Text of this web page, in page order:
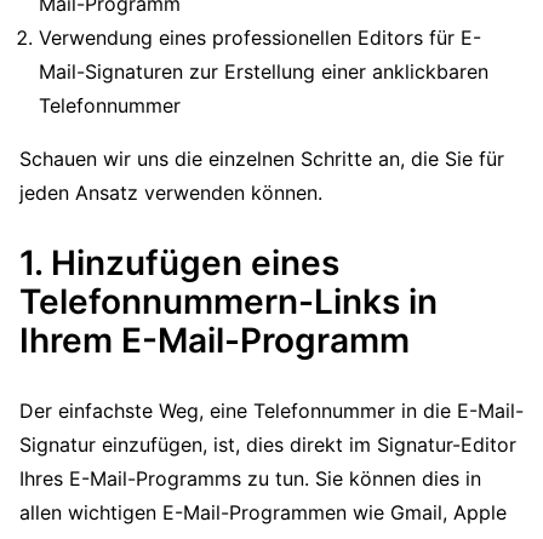
Verwendung eines professionellen Editors für E-
Mail-Signaturen zur Erstellung einer anklickbaren
Telefonnummer
Schauen wir uns die einzelnen Schritte an, die Sie für
jeden Ansatz verwenden können.
1. Hinzufügen eines
Telefonnummern-Links in
Ihrem E-Mail-Programm
Der einfachste Weg, eine Telefonnummer in die E-Mail-
Signatur einzufügen, ist, dies direkt im Signatur-Editor
Ihres E-Mail-Programms zu tun. Sie können dies in
allen wichtigen E-Mail-Programmen wie Gmail, Apple